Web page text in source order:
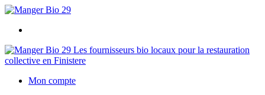
Les fournisseurs bio locaux pour la restauration
collective en Finistere
Mon compte